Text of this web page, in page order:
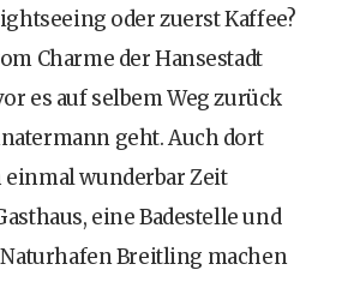
oder zuerst Kaffee?
Charme der Hansestadt
es auf selbem Weg zurück
geht. Auch dort
wunderbar Zeit
eine Badestelle und
Breitling machen